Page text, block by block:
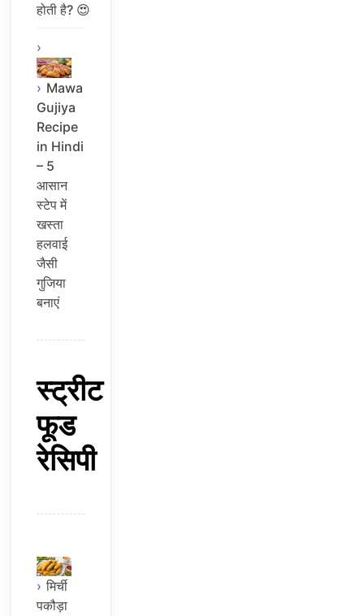
होती है? 😍
Mawa
Gujiya
Recipe
in Hindi
– 5
आसान
स्टेप में
खस्ता
हलवाई
जैसी
गुजिया
बनाएं
स्ट्रीट
फूड
रेसिपी
मिर्ची
पकौड़ा